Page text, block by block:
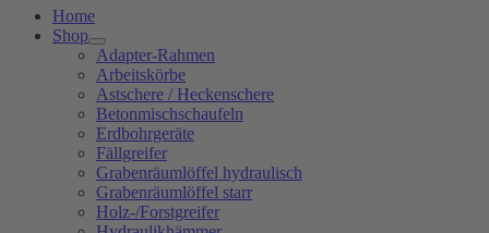
Home
Shop
Adapter-Rahmen
Arbeitskörbe
Astschere / Heckenschere
Betonmischschaufeln
Erdbohrgeräte
Fällgreifer
Grabenräumlöffel hydraulisch
Grabenräumlöffel starr
Holz-/Forstgreifer